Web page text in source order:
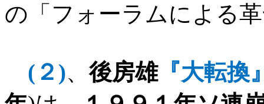
の「フォーラムによる
( ２ )、後房雄『大転換